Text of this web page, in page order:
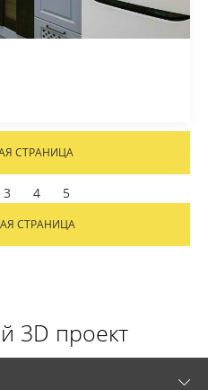
СТРАНИЦА
3 4 5
СТРАНИЦА
3D проект